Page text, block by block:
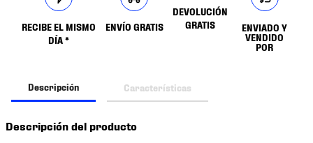
RECIBE EL MISMO
DÍA *
ENVÍO GRATIS
DEVOLUCIÓN
GRATIS
ENVIADO Y
VENDIDO
POR
Descripción Características
Descripción del producto